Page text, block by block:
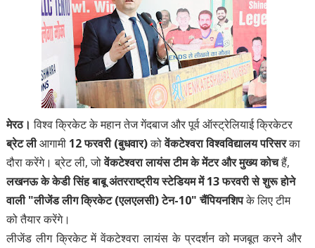
मेरठ। विश्व क्रिकेट के महान तेज गेंदबाज और पूर्व ऑस्ट्रेलियाई क्रिकेटर
ब्रेट लीआगामी 12 फरवरी (बुधवार)कोवेंकटेश्वरा विश्वविद्यालय परिसरका
दौरा करेंगे। ब्रेट ली, जोवेंकटेश्वरा लायंस टीम के मेंटर और मुख्य कोचहैं,
लखनऊ के केडी सिंह बाबू अंतरराष्ट्रीय स्टेडियम में 13 फरवरी से शुरू होने
वाली "लीजेंड लीग क्रिकेट (एलएलसी) टेन-10" चैंपियनशिपके लिए टीम
को तैयार करेंगे।
लीजेंड लीग क्रिकेट में वेंकटेश्वरा लायंस के प्रदर्शन को मजबूत करने और